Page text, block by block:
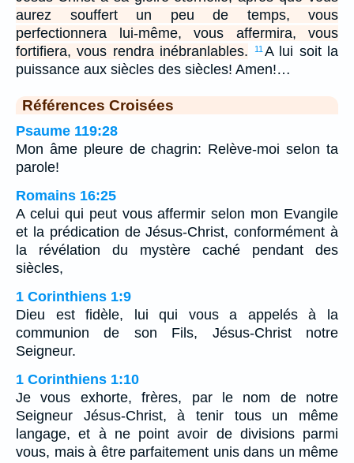
aurez souffert un peu de temps, vous
perfectionnera lui-même, vous affermira, vous
fortifiera, vous rendra inébranlables.
11 A lui soit la
puissance aux siècles des siècles! Amen!…
Références Croisées
Psaume 119:28
Mon âme pleure de chagrin: Relève-moi selon ta
parole!
Romains 16:25
A celui qui peut vous affermir selon mon Evangile
et la prédication de Jésus-Christ, conformément à
la révélation du mystère caché pendant des
siècles,
1 Corinthiens 1:9
Dieu est fidèle, lui qui vous a appelés à la
communion de son Fils, Jésus-Christ notre
Seigneur.
1 Corinthiens 1:10
Je vous exhorte, frères, par le nom de notre
Seigneur Jésus-Christ, à tenir tous un même
langage, et à ne point avoir de divisions parmi
vous, mais à être parfaitement unis dans un même